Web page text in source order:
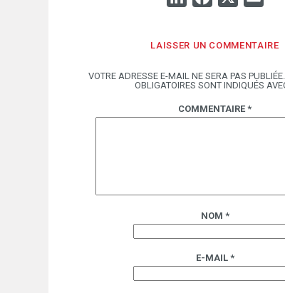
LAISSER UN COMMENTAIRE
VOTRE ADRESSE E-MAIL NE SERA PAS PUBLIÉE.
OBLIGATOIRES SONT INDIQUÉS
COMMENTAIRE *
NOM *
E-MAIL *